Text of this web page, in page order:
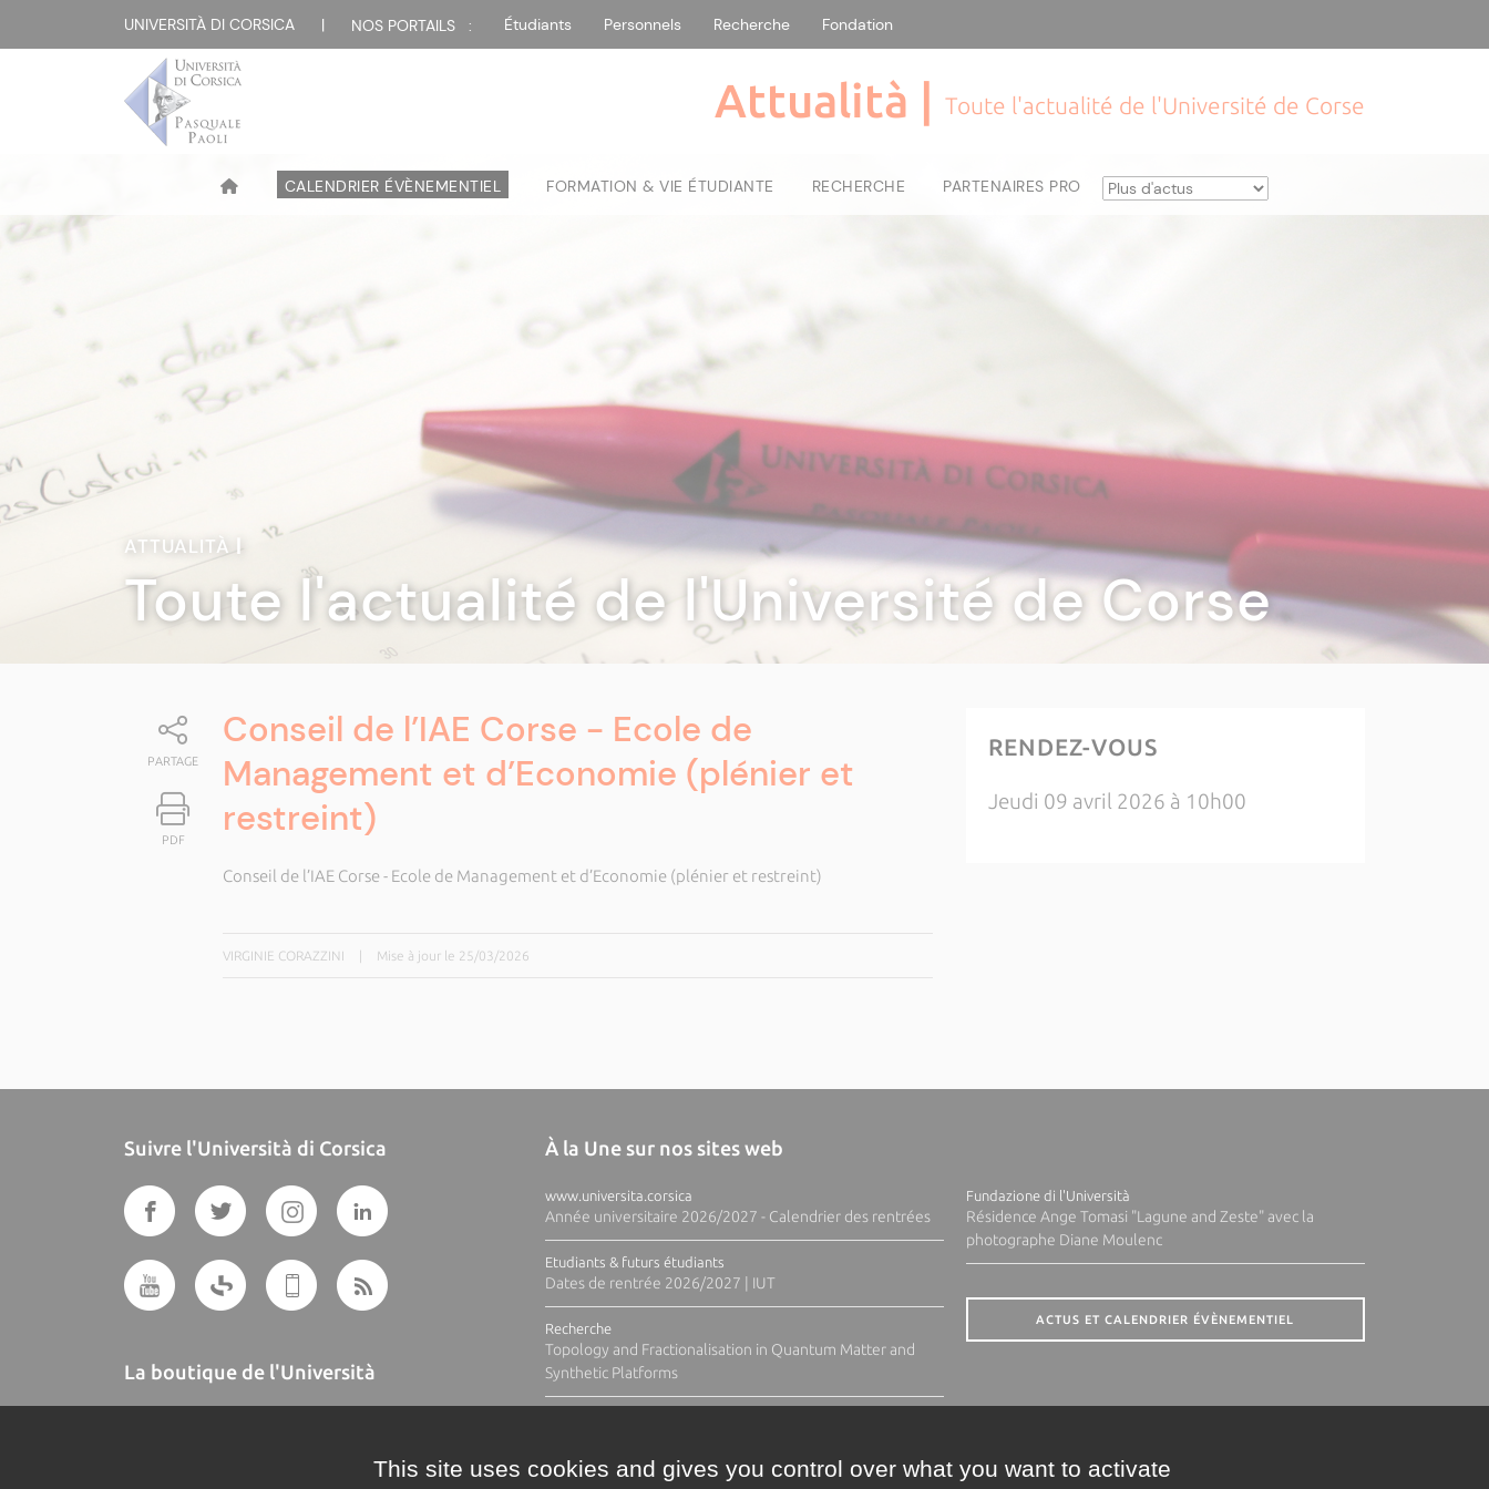
UNIVERSITÀ DI CORSICA | NOS PORTAILS : Étudiants Personnels Recherche Fondation
Attualità | Toute l'actualité de l'Université de Corse
CALENDRIER ÉVÈNEMENTIEL FORMATION & VIE ÉTUDIANTE RECHERCHE PARTENAIRES PRO
ATTUALITÀ|
Toute l'actualité de l'Université de Corse
PARTAGE
PDF
Conseil de l’IAE Corse - Ecole de
Management et d’Economie (plénier et
restreint)
Conseil de l’IAE Corse - Ecole de Management et d’Economie (plénier et restreint)
VIRGINIE CORAZZINI Mise à jour le 25/03/2026
RENDEZ-VOUS
Jeudi 09 avril 2026 à 10h00
Suivre l'Università di Corsica
La boutique de l'Università
À la Une sur nos sites web
www.universita.corsica
Année universitaire 2026/2027 - Calendrier des rentrées
Etudiants & futurs étudiants
Dates de rentrée 2026/2027 | IUT
Recherche
Topology and Fractionalisation in Quantum Matter and
Synthetic Platforms
Fundazione di l'Università
Résidence Ange Tomasi "Lagune and Zeste" avec la
photographe Diane Moulenc
ACTUS ET CALENDRIER ÉVÈNEMENTIEL
This site uses cookies and gives you control over what you want to activate